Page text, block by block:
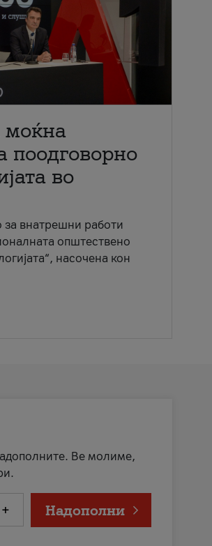
моќна
поодговорно
во
за внатрешни работи
општествено
насочена кон
Ве молиме,
+ Надополни